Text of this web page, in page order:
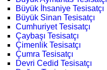
Büyük İhsaniye Tesisatçı
Büyük Sinan Tesisatçı
Cumhuriyet Tesisatçı
Çaybaşı Tesisatçı
Çimenlik Tesisatçı
Çumra Tesisatçı
Devri Cedid Tesisatçı